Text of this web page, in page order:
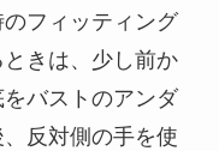
フィッティング
きは、少し前か
バストのアンダ
反対側の手を使